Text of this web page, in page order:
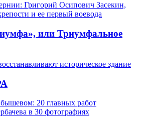
Григорий Осипович Засекин,
и ее первый воевода
или Триумфальное
историческое здание
20 главных работ
в 30 фотографиях